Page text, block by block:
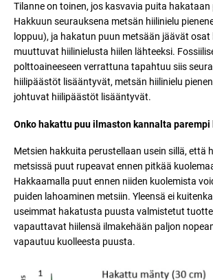
Tilanne on toinen, jos kasvavia puita
Hakkuun seurauksena metsän hiilinielu
loppuu), ja hakatun puun metsään jäävät osat
muuttuvat hiilinielusta hiilen lähteeksi.
polttoaineeseen verrattuna tapahtuu siis
hiilipäästöt lisääntyvät, metsän hiilinielu
johtuvat hiilipäästöt lisääntyvät.
Onko hakattu puu ilmaston kannalta
Metsien hakkuita perustellaan usein sillä, että
metsissä puut rupeavat ennen pitkää
Hakkaamalla puut ennen niiden kuolemista
puiden lahoaminen metsiin. Yleensä ei
useimmat hakatusta puusta valmistetut
vapauttavat hiilensä ilmakehään paljon
vapautuu kuolleesta puusta.